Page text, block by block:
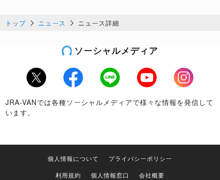
トップ ニュース ニュース詳細
ソーシャルメディア
Twitter Facebook LINE Youtube
Instagram
JRA-VANでは各種ソーシャルメディアで様々な情報を発信して
います。
個人情報について
プライバシーポリシー
利用規約
個人情報窓口 会社概要